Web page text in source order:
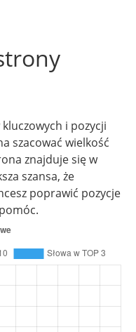
i pozycji
szacować wielkość
znajduje się w
szansa, że
poprawić pozycje